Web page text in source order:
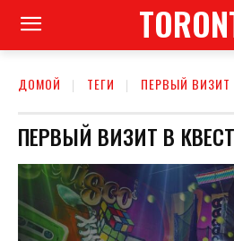
ДОМОЙ ТЕГИ ПЕРВЫЙ
ПЕРВЫЙ ВИЗИТ В